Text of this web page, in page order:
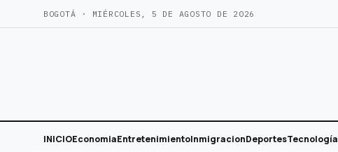
al
BOGOTÁ · MIÉRCOLES, 5 DE AGOSTO DE 2026
INICIOEconomiaEntretenimientoInmigracionDeportesTecnología